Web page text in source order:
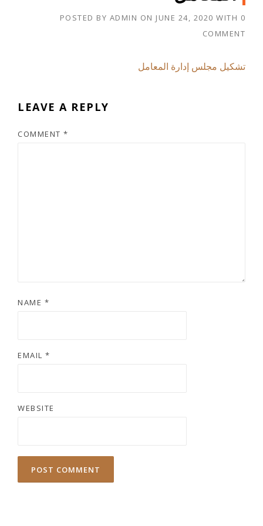
POSTED BY ADMIN ON JUNE 24, 2020 WITH 0
COMMENT
تشكيل مجلس إدارة المعامل
LEAVE A REPLY
COMMENT *
NAME *
EMAIL *
WEBSITE